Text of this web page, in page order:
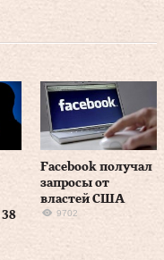
Facebook получал
запросы от
властей США
9702